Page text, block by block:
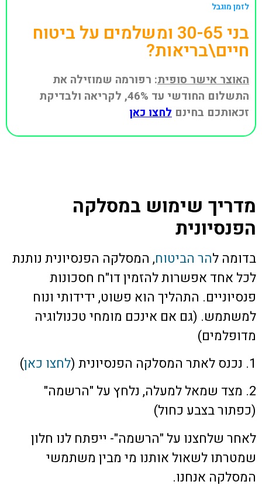
לזמן מוגבל
בני 30-65 ומשלמים על ביטוח
חיים\בריאות?
האוצר אישר סופית: רפורמה שמוזילה את
התשלום החודשי עד 46%, לקריאה ולבדיקת
זכאותכם בחינם לחצו כאן
מדריך שימוש במסלקה
הפנסיונית
בדומה להר הביטוח, המסלקה הפנסיונית נותנת
לכל אחד אפשרות להזמין דו"ח חסכונות
פנסיוניים. התהליך הוא פשוט, ידידותי ונוח
למשתמש. (גם אם אינכם מומחי טכנולוגיה
מדופלמים)
1. נכנס לאתר המסלקה הפנסיונית (
לחצו כאן)
2. מצד שמאל למעלה, נלחץ על "הרשמה"
(כפתור בצבע כחול)
לאחר שלחצנו על "הרשמה"- ייפתח לנו חלון
שמטרתו לשאול אותנו מי מבין משתמשי
המסלקה אנחנו.